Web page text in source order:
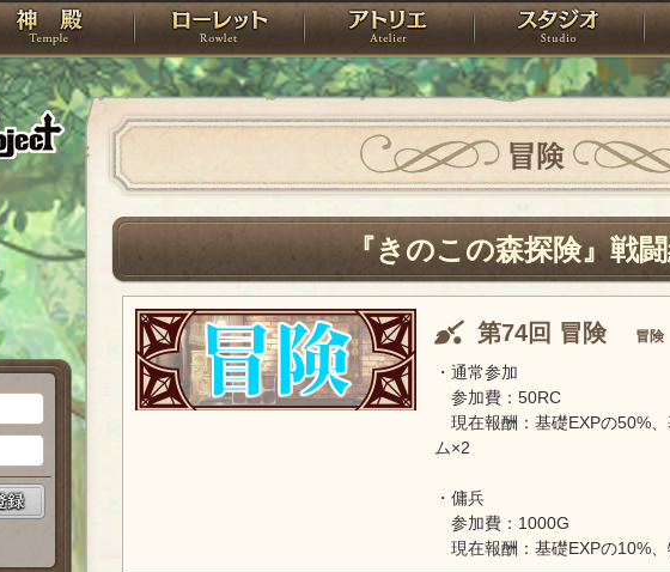
PandoraPartyProject
神殿 ローレット アトリエ ス
冒険
『きのこの森探険』戦
第74回 冒険 冒険
・通常参加
参加費：50RC
現在報酬：基礎EXPの50%
ム×2
・傭兵
参加費：1000G
現在報酬：基礎EXPの10%、